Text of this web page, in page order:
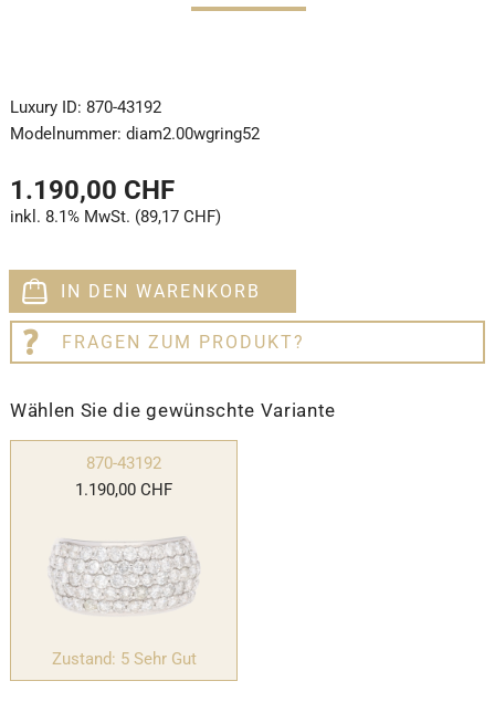
Luxury ID: 870-43192
Modelnummer: diam2.00wgring52
1.190,00 CHF
inkl. 8.1% MwSt. (89,17 CHF)
IN DEN WARENKORB
FRAGEN ZUM PRODUKT?
Wählen Sie die gewünschte Variante
870-43192
1.190,00 CHF
Zustand: 5 Sehr Gut